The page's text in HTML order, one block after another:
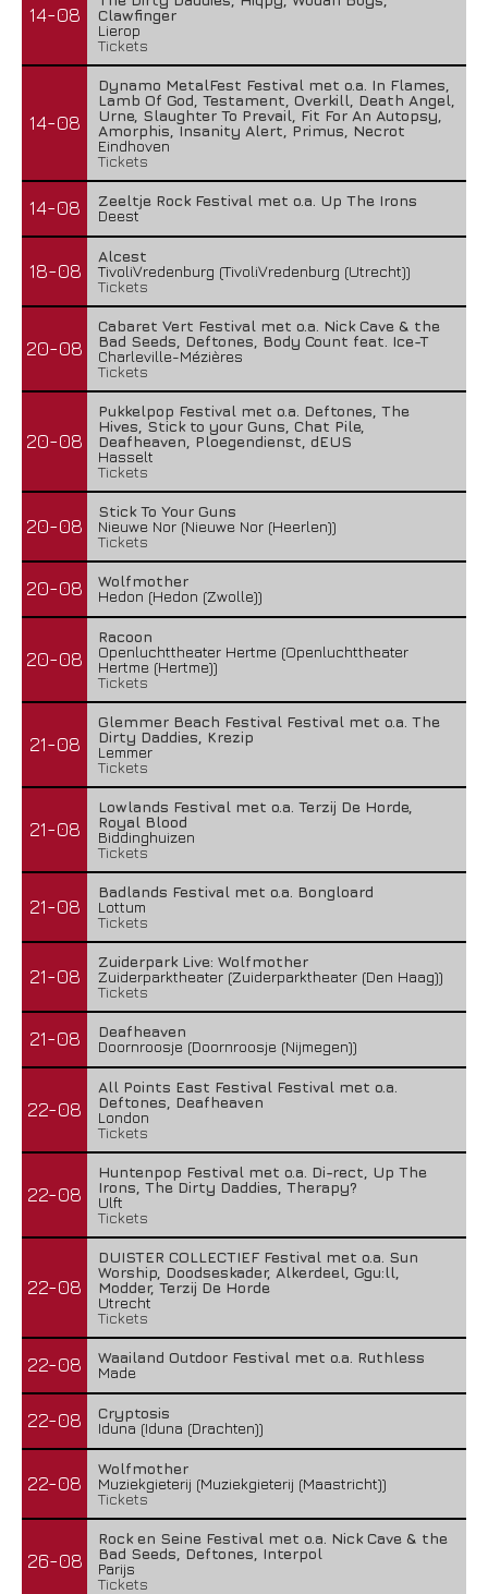
14-08
Clawfinger
Lierop
Tickets
14-08
Dynamo MetalFest Festival met o.a. In Flames,
Lamb Of God, Testament, Overkill, Death Angel,
Urne, Slaughter To Prevail, Fit For An Autopsy,
Amorphis, Insanity Alert, Primus, Necrot
Eindhoven
Tickets
14-08
Zeeltje Rock Festival met o.a. Up The Irons
Deest
18-08
Alcest
TivoliVredenburg (TivoliVredenburg (Utrecht))
Tickets
20-08
Cabaret Vert Festival met o.a. Nick Cave & the
Bad Seeds, Deftones, Body Count feat. Ice-T
Charleville-Mézières
Tickets
20-08
Pukkelpop Festival met o.a. Deftones, The
Hives, Stick to your Guns, Chat Pile,
Deafheaven, Ploegendienst, dEUS
Hasselt
Tickets
20-08
Stick To Your Guns
Nieuwe Nor (Nieuwe Nor (Heerlen))
Tickets
20-08
Wolfmother
Hedon (Hedon (Zwolle))
20-08
Racoon
Openluchttheater Hertme (Openluchttheater
Hertme (Hertme))
Tickets
21-08
Glemmer Beach Festival Festival met o.a. The
Dirty Daddies, Krezip
Lemmer
Tickets
21-08
Lowlands Festival met o.a. Terzij De Horde,
Royal Blood
Biddinghuizen
Tickets
21-08
Badlands Festival met o.a. Bongloard
Lottum
Tickets
21-08
Zuiderpark Live: Wolfmother
Zuiderparktheater (Zuiderparktheater (Den Haag))
Tickets
21-08
Deafheaven
Doornroosje (Doornroosje (Nijmegen))
22-08
All Points East Festival Festival met o.a.
Deftones, Deafheaven
London
Tickets
22-08
Huntenpop Festival met o.a. Di-rect, Up The
Irons, The Dirty Daddies, Therapy?
Ulft
Tickets
22-08
DUISTER COLLECTIEF Festival met o.a. Sun
Worship, Doodseskader, Alkerdeel, Ggu:ll,
Modder, Terzij De Horde
Utrecht
Tickets
22-08
Waailand Outdoor Festival met o.a. Ruthless
Made
22-08
Cryptosis
Iduna (Iduna (Drachten))
22-08
Wolfmother
Muziekgieterij (Muziekgieterij (Maastricht))
Tickets
26-08
Rock en Seine Festival met o.a. Nick Cave & the
Bad Seeds, Deftones, Interpol
Parijs
Tickets